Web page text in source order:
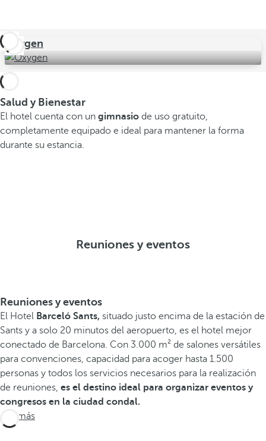
Oxygen
Salud y Bienestar
El hotel cuenta con un gimnasio de uso gratuito,
completamente equipado e ideal para mantener la forma
durante su estancia.
Reuniones y eventos
Reuniones y eventos
El Hotel Barceló Sants, situado justo encima de la estación de
Sants y a solo 20 minutos del aeropuerto, es el hotel mejor
conectado de Barcelona. Con 3.000 m² de salones versátiles
para convenciones, capacidad para acoger hasta 1.500
personas y todos los servicios necesarios para la realización
de reuniones, es el destino ideal para organizar eventos y
congresos en la ciudad condal.
Ver más